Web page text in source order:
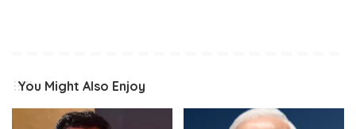
You Might Also Enjoy